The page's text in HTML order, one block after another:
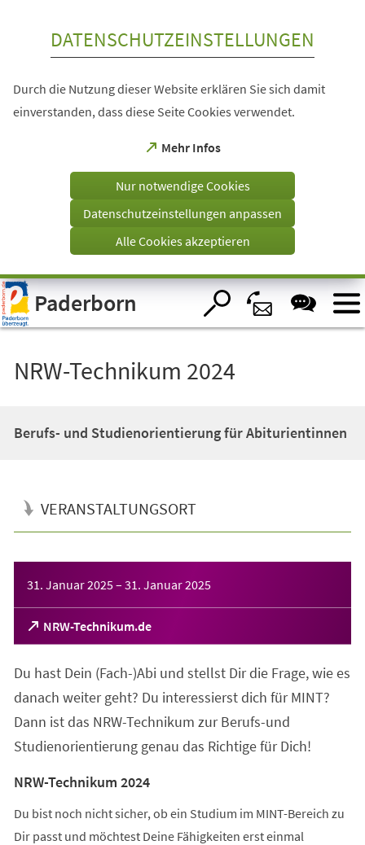
Visuelle
Assistenzsoftware
öffnen.
DATENSCHUTZEINSTELLUNGEN
Durch die Nutzung dieser Website erklären Sie sich damit
einverstanden, dass diese Seite Cookies verwendet.
Mehr Infos
(Öffnet
einem
Tab)
Nur notwendige Cookies
Datenschutzeinstellungen anpassen
Alle Cookies akzeptieren
Paderborn
NRW-Technikum 2024
Berufs- und Studienorientierung für Abiturientinnen
VERANSTALTUNGSORT
31. Januar 2025– 31. Januar 2025
NRW-Technikum.de
(Öffnet
in
neuen
Du hast Dein (Fach-)Abi und stellst Dir die Frage, wie es
danach weiter geht? Du interessierst dich für MINT?
Dann ist das NRW-Technikum zur Berufs-und
Studienorientierung genau das Richtige für Dich!
NRW-Technikum 2024
Du bist noch nicht sicher, ob ein Studium im MINT-Bereich zu
Dir passt und möchtest Deine Fähigkeiten erst einmal